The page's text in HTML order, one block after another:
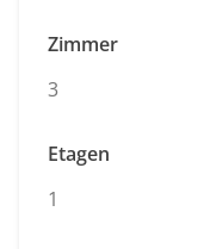
Zimmer
3
Etagen
1